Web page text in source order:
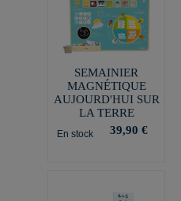
SEMAINIER
MAGNÉTIQUE
AUJOURD'HUI SUR
LA TERRE
En stock 39,90 €